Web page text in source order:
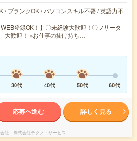
/ ブランクOK / パソコンスキル不要 / 英語力不
WEB登録OK！】〇未経験大歓迎！〇フリータ
大歓迎！ ※お仕事の掛け持ち…
30代 40代 50代 60代
応募へ進む 詳しく見る
社 株式会社テクノ・サービス